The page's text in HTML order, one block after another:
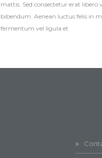
mattis. Sed consectetur erat
bibendum. Aenean luctus felis in
fermentum vel ligula et